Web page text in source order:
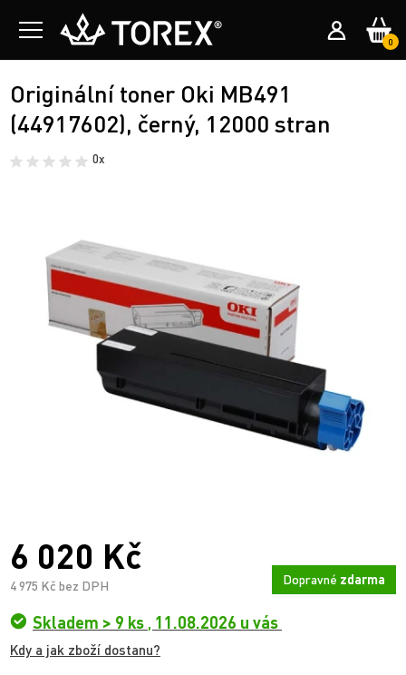
0
Originální toner Oki MB491
(44917602), černý, 12000 stran
0x
6 020 Kč
4 975 Kč bez DPH Dopravné zdarma
Skladem > 9 ks , 11.08.2026 u vás
Kdy a jak zboží dostanu?